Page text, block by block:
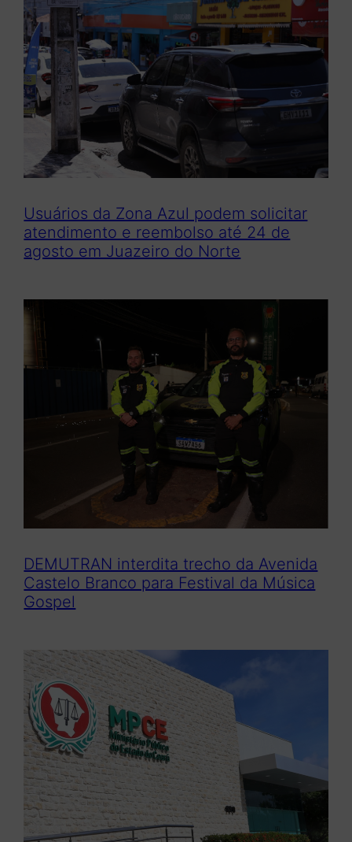
Usuários da Zona Azul podem solicitar
atendimento e reembolso até 24 de
agosto em Juazeiro do Norte
DEMUTRAN interdita trecho da Avenida
Castelo Branco para Festival da Música
Gospel